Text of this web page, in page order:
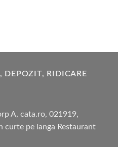
RIDICARE
A, cata.ro, 021919,
curte pe langa Restaurant